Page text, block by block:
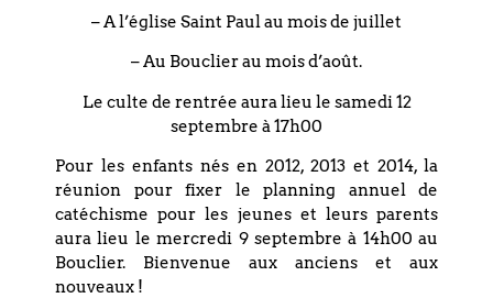
personne en recherche, d’horizons
– A l’église Saint Paul au mois de juillet
– Au Bouclier au mois d’août.
Le culte de rentrée aura lieu le samedi 12
septembre à 17h00
Pour les enfants nés en 2012, 2013 et 2014, la
réunion pour fixer le planning annuel de
catéchisme pour les jeunes et leurs parents
aura lieu le mercredi 9 septembre à 14h00 au
Bouclier. Bienvenue aux anciens et aux
nouveaux !